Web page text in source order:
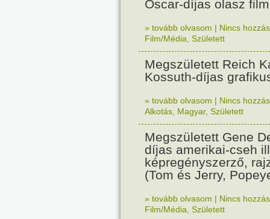
Oscar-díjas olasz
» tovább olvasom | Nincs
Film/Média Született
Megszületett Reich
Kossuth-díjas
» tovább olvasom | Nincs
Alkotás Magyar, Született
Megszületett Gene
díjas amerikai-cseh
képregényszerző,
(Tom és Jerry,
» tovább olvasom | Nincs
Film/Média Született